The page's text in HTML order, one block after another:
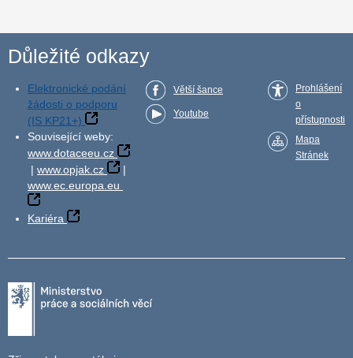
Důležité odkazy
Elektronické podání
žádosti o podporu
(IS KP21+)
Související weby:
www.dotaceeu.cz
| www.opjak.cz
|
www.ec.europa.eu
Kariéra
Větší šance
Youtube
Prohlášení
o
přístupnosti
Mapa
Stránek